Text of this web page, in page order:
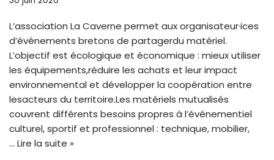
L’association La Caverne permet aux organisateur·ices
d’événements bretons de partagerdu matériel.
L’objectif est écologique et économique : mieux utiliser
les équipements,réduire les achats et leur impact
environnemental et développer la coopération entre
lesacteurs du territoire.Les matériels mutualisés
couvrent différents besoins propres à l’événementiel
culturel, sportif et professionnel : technique, mobilier,
… Lire la suite »